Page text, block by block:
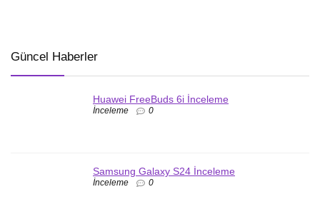
Güncel Haberler
Huawei FreeBuds 6i İnceleme
İnceleme 0
Samsung Galaxy S24 İnceleme
İnceleme 0